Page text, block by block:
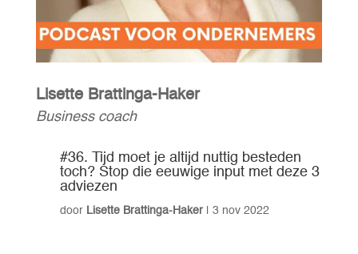
Lisette Brattinga-Haker
Business coach
#36. Tijd moet je altijd nuttig besteden
toch? Stop die eeuwige input met deze 3
adviezen
door Lisette Brattinga-Haker| 3 nov 2022